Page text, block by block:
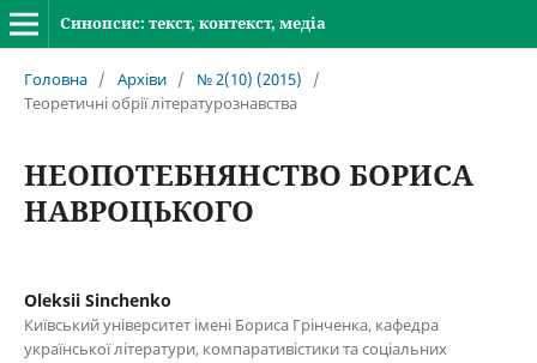
Синопсис: текст, контекст, медіа
Головна / Архіви / № 2(10) (2015)
/
Теоретичні обрії літературознавства
НЕОПОТЕБНЯНСТВО БОРИСА
НАВРОЦЬКОГО
Oleksii Sinchenko
Київський університет імені Бориса Грінченка, кафедра
української літератури, компаративістики та соціальних